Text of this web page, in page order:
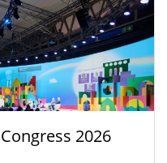
2026